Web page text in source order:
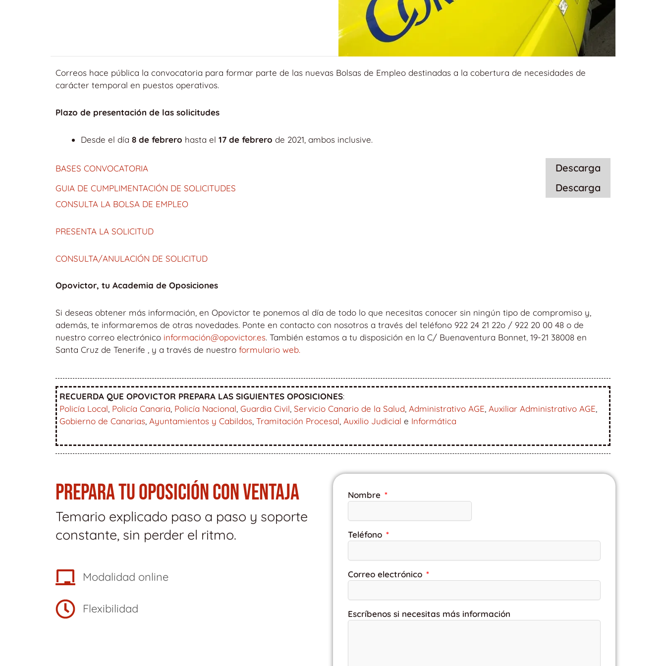
Correos hace pública la convocatoria para formar parte de las nuevas Bolsas de Empleo destinadas a la cobertura de necesidades de
carácter temporal en puestos operativos.
Plazo de presentación de las solicitudes
Desde el día 8 de febrero hasta el 17 de febrero de 2021, ambos inclusive.
BASES CONVOCATORIA Descarga
GUIA DE CUMPLIMENTACIÓN DE SOLICITUDES Descarga
CONSULTA LA BOLSA DE EMPLEO
PRESENTA LA SOLICITUD
CONSULTA/ANULACIÓN DE SOLICITUD
Opovictor, tu Academia de Oposiciones
Si deseas obtener más información, en Opovictor te ponemos al día de todo lo que necesitas conocer sin ningún tipo de compromiso y,
además, te informaremos de otras novedades. Ponte en contacto con nosotros a través del teléfono 922 24 21 22o / 922 20 00 48 o de
nuestro correo electrónico información@opovictor.es. También estamos a tu disposición en la C/ Buenaventura Bonnet, 19-21 38008 en
Santa Cruz de Tenerife , y a través de nuestro formulario web.
RECUERDA QUE OPOVICTOR PREPARA LAS SIGUIENTES OPOSICIONES:
Policía Local Policía Canaria Policía Nacional Guardia Civil Servicio Canario de la Salud Administrativo AGE Auxiliar Administrativo AGE
Gobierno de Canarias Ayuntamientos y Cabildos Tramitación Procesal Auxilio Judicial e Informática
PREPARA TU OPOSICIÓN CON VENTAJA
Temario explicado paso a paso y soporte
constante, sin perder el ritmo.
Modalidad online
Flexibilidad
Nombre
Teléfono
Correo electrónico
Escríbenos si necesitas más información